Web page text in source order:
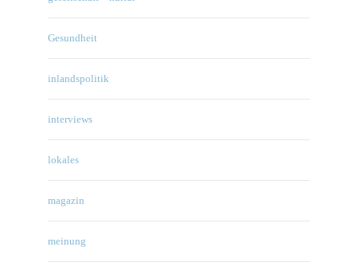
Gesundheit
inlandspolitik
interviews
lokales
magazin
meinung